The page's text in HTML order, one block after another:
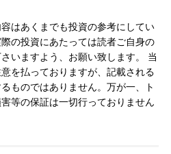
はあくまでも投資の参考にしてい
の投資にあたっては読者ご自身の
いますよう、お願い致します。 当
を払っておりますが、記載される
ものではありません。万が一、ト
等の保証は一切行っておりません